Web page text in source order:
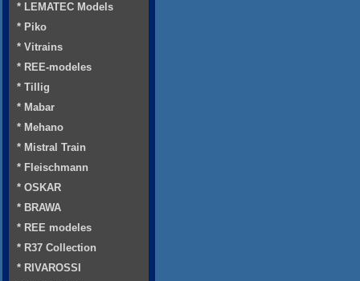
* LEMATEC Models
* Piko
* Vitrains
* REE-modeles
* Tillig
* Mabar
* Mehano
* Mistral Train
* Fleischmann
* OSKAR
* BRAWA
* REE modeles
* R37 Collection
* RIVAROSSI